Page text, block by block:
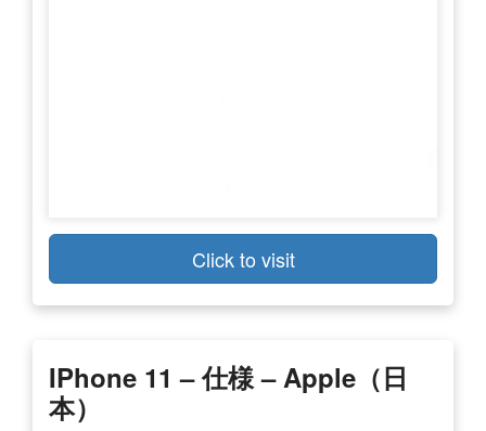
Click to visit
IPhone 11 – 仕様 – Apple（日
本）